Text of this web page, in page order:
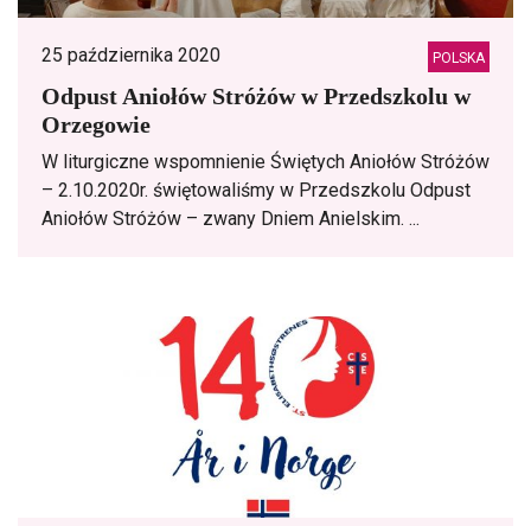
25 października 2020 POLSKA
Odpust Aniołów Stróżów w Przedszkolu w
Orzegowie
W liturgiczne wspomnienie Świętych Aniołów Stróżów
– 2.10.2020r. świętowaliśmy w Przedszkolu Odpust
Aniołów Stróżów – zwany Dniem Anielskim. ...